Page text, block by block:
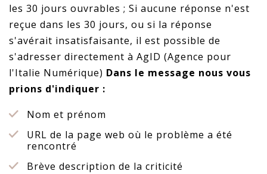
les 30 jours ouvrables ; Si aucune réponse n'est
reçue dans les 30 jours, ou si la réponse
s'avérait insatisfaisante, il est possible de
s'adresser directement à AgID (Agence pour
l'Italie Numérique) Dans le message nous vous
prions d'indiquer :
Nom et prénom
URL de la page web où le problème a été
rencontré
Brève description de la criticité